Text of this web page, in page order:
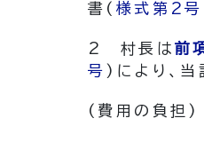
書 ( 様式第2号
2 村長は前
号 ) により、
(費用の負担)